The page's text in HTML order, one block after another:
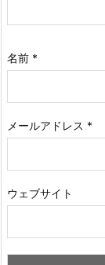
名前 *
メールアドレス *
ウェブサイト